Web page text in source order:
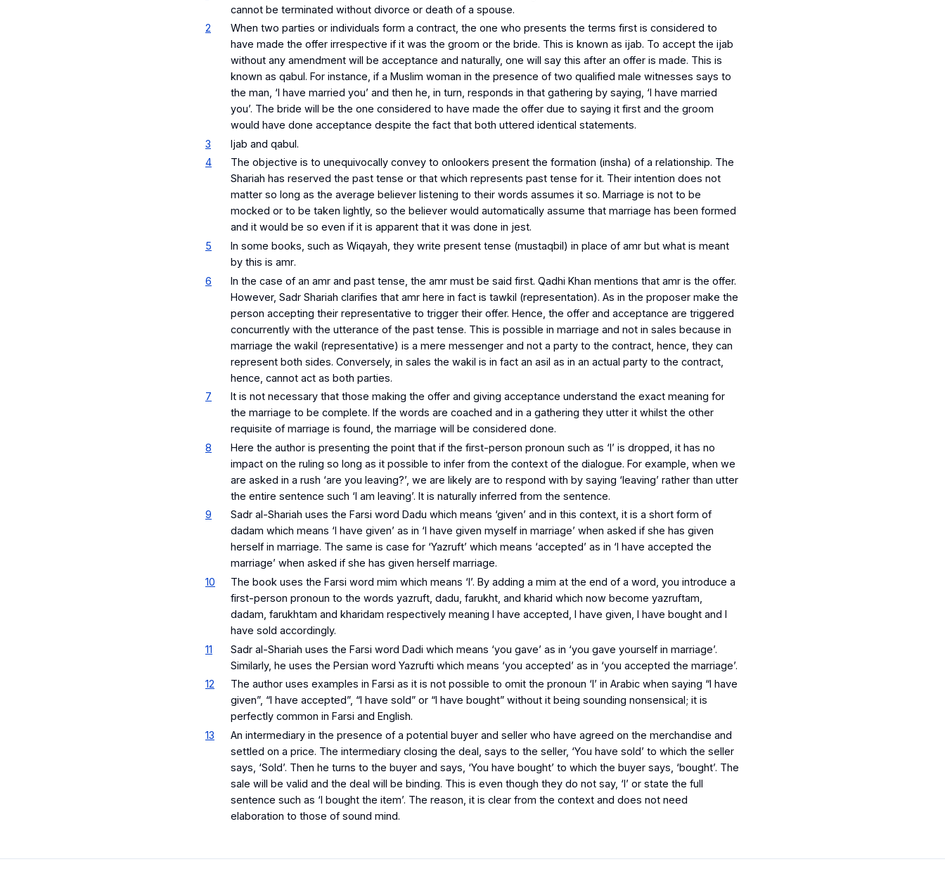
cannot be terminated without divorce or death of a spouse.
2
When two parties or individuals form a contract, the one who presents the terms first is considered to
have made the offer irrespective if it was the groom or the bride. This is known as ijab. To accept the ijab
without any amendment will be acceptance and naturally, one will say this after an offer is made. This is
known as qabul. For instance, if a Muslim woman in the presence of two qualified male witnesses says to
the man, ‘I have married you’ and then he, in turn, responds in that gathering by saying, ‘I have married
you’. The bride will be the one considered to have made the offer due to saying it first and the groom
would have done acceptance despite the fact that both uttered identical statements.
3
Ijab and qabul.
4
The objective is to unequivocally convey to onlookers present the formation (insha) of a relationship. The
Shariah has reserved the past tense or that which represents past tense for it. Their intention does not
matter so long as the average believer listening to their words assumes it so. Marriage is not to be
mocked or to be taken lightly, so the believer would automatically assume that marriage has been formed
and it would be so even if it is apparent that it was done in jest.
5
In some books, such as Wiqayah, they write present tense (mustaqbil) in place of amr but what is meant
by this is amr.
6
In the case of an amr and past tense, the amr must be said first. Qadhi Khan mentions that amr is the offer.
However, Sadr Shariah clarifies that amr here in fact is tawkil (representation). As in the proposer make the
person accepting their representative to trigger their offer. Hence, the offer and acceptance are triggered
concurrently with the utterance of the past tense. This is possible in marriage and not in sales because in
marriage the wakil (representative) is a mere messenger and not a party to the contract, hence, they can
represent both sides. Conversely, in sales the wakil is in fact an asil as in an actual party to the contract,
hence, cannot act as both parties.
7
It is not necessary that those making the offer and giving acceptance understand the exact meaning for
the marriage to be complete. If the words are coached and in a gathering they utter it whilst the other
requisite of marriage is found, the marriage will be considered done.
8
Here the author is presenting the point that if the first-person pronoun such as ‘I’ is dropped, it has no
impact on the ruling so long as it possible to infer from the context of the dialogue. For example, when we
are asked in a rush ‘are you leaving?’, we are likely are to respond with by saying ‘leaving’ rather than utter
the entire sentence such ‘I am leaving’. It is naturally inferred from the sentence.
9
Sadr al-Shariah uses the Farsi word Dadu which means ‘given’ and in this context, it is a short form of
dadam which means ‘I have given’ as in ‘I have given myself in marriage’ when asked if she has given
herself in marriage. The same is case for ‘Yazruft’ which means ‘accepted’ as in ‘I have accepted the
marriage’ when asked if she has given herself marriage.
10
The book uses the Farsi word mim which means ‘I’. By adding a mim at the end of a word, you introduce a
first-person pronoun to the words yazruft dadu farukht , and kharid which now become yazruftam
dadam farukhtam and kharidam respectively meaning I have accepted, I have given, I have bought and I
have sold accordingly.
11
Sadr al-Shariah uses the Farsi word Dadi which means ‘you gave’ as in ‘you gave yourself in marriage’.
Similarly, he uses the Persian word Yazrufti which means ‘you accepted’ as in ‘you accepted the marriage’.
12
The author uses examples in Farsi as it is not possible to omit the pronoun ‘I’ in Arabic when saying “I have
given”, “I have accepted”, “I have sold” or “I have bought” without it being sounding nonsensical; it is
perfectly common in Farsi and English.
13
An intermediary in the presence of a potential buyer and seller who have agreed on the merchandise and
settled on a price. The intermediary closing the deal, says to the seller, ‘You have sold’ to which the seller
says, ‘Sold’. Then he turns to the buyer and says, ‘You have bought’ to which the buyer says, ‘bought’. The
sale will be valid and the deal will be binding. This is even though they do not say, ‘I’ or state the full
sentence such as ‘I bought the item’. The reason, it is clear from the context and does not need
elaboration to those of sound mind.